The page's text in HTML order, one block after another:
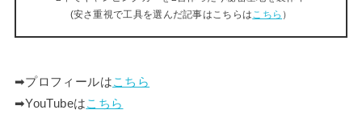
(安さ重視で工具を選んだ記事はこちらは こちら ）
➡︎プロフィールはこちら
➡︎YouTubeはこちら